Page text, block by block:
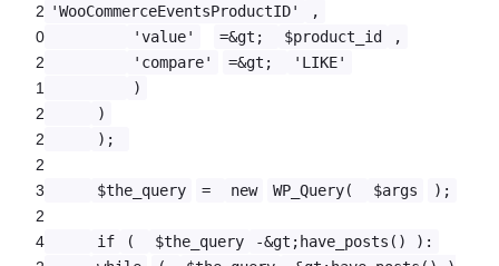
2
0
2
1
2
2
2
3
2
4
'WooCommerceEventsProductID'
,
'value'
=&gt; $product_id
,
'compare'
=&gt;
'LIKE'
)
)
);
$the_query = new WP_Query( $args );
if ( $the_query
-&gt;have_posts() ):